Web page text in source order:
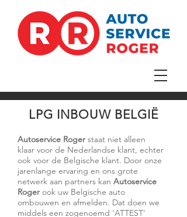
LPG INBOUW BELGIË
Autoservice Roger staat niet alleen
klaar voor de Nederlandse klant, echter
ook voor de Belgische klant. Door onze
jarenlange ervaring en ons grote
netwerk aan partners kan Autoservice
Roger ook uw Belgische auto
ombouwen en afmelden. Dat doen we
middels een zogenoemd 'ATTEST'